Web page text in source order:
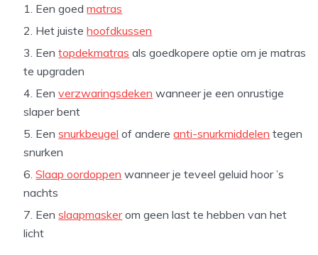
Een goedmatras
Het juistehoofdkussen
Eentopdekmatras als goedkopere optie om je matras
te upgraden
Eenverzwaringsdeken wanneer je een onrustige
slaper bent
Eensnurkbeugel of andereanti-snurkmiddelen tegen
snurken
Slaap oordoppen wanneer je teveel geluid hoor ’s
nachts
Eenslaapmaskerom geen last te hebben van het
licht